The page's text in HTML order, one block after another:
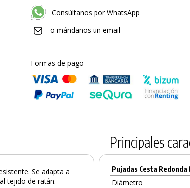
Consúltanos por WhatsApp
o mándanos un email
Formas de pago
Se adapta a
tejido de ratán.
Principales
Pujadas Cesta Redonda
Diámetro